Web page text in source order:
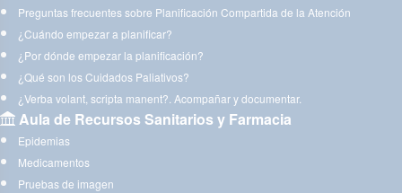
Preguntas frecuentes sobre Planificación Compartida de la Atención
¿Cuándo empezar a planificar?
¿Por dónde empezar la planificación?
¿Qué son los Cuidados Paliativos?
¿Verba volant, scripta manent?. Acompañar y documentar.
Aula de Recursos Sanitarios y Farmacia
Epidemias
Medicamentos
Pruebas de imagen